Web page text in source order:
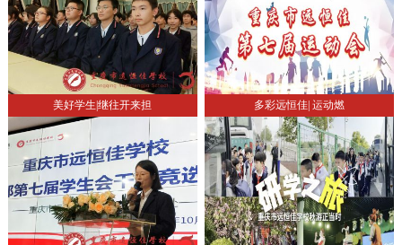
多彩远恒佳| 运动燃
美好学生|继往开来担